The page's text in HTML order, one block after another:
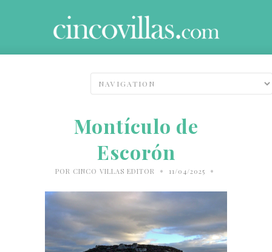
Montículo de
Escorón
POR CINCO VILLAS EDITOR • 11/04/2025 •